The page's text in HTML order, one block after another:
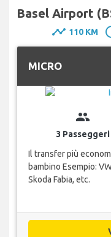
Basel Airport
timeline 110 KM
MICRO
group
3 Passeggeri
Il transfer più
bambino Esempio:
Skoda Fabia, etc.